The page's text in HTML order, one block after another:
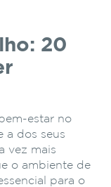
20
estar no
a dos seus
vez mais
o ambiente de
para o